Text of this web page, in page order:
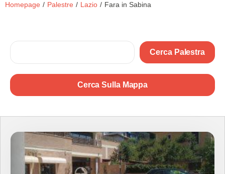
Homepage / Palestre / Lazio / Fara in Sabina
Cerca Palestra
Cerca Sulla Mappa